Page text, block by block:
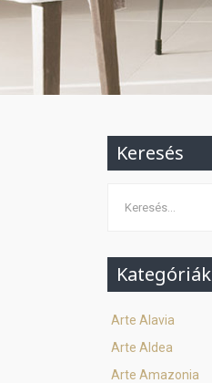
Keresés
Kategóriák
Arte Alavia
Arte Aldea
Arte Amazonia